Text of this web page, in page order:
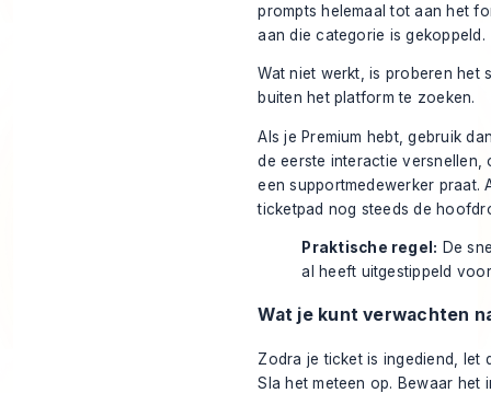
prompts helemaal tot aan het
aan die categorie is gekoppeld.
Wat niet werkt, is proberen het
buiten het platform te zoeken.
Als je Premium hebt, gebruik
de eerste interactie versnellen,
een supportmedewerker praat.
ticketpad nog steeds de
Praktische regel: De
al heeft uitgestippeld
Wat je kunt verwachten
Zodra je ticket is ingediend, let
Sla het meteen op. Bewaar het